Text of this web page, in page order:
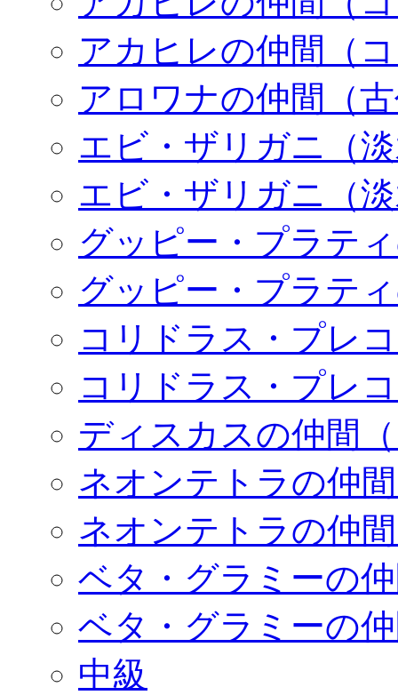
アカヒレの仲間（
アロワナの仲間（
エビ・ザリガニ（
エビ・ザリガニ（
グッピー・プラテ
グッピー・プラテ
コリドラス・プレ
コリドラス・プレ
ディスカスの仲間
ネオンテトラの仲
ネオンテトラの仲
ベタ・グラミーの
ベタ・グラミーの
中級